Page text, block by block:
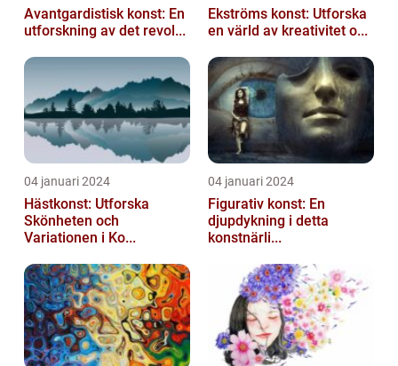
Avantgardistisk konst: En
utforskning av det revol...
Ekströms konst: Utforska
en värld av kreativitet o...
04 januari 2024
Hästkonst: Utforska
Skönheten och
Variationen i Ko...
04 januari 2024
Figurativ konst: En
djupdykning i detta
konstnärli...